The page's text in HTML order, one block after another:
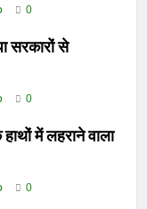
0
सरकारों से
0
में लहराने वाला
0